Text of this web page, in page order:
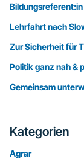
Lehrfahrt nach
Zur Sicherheit für
Politik ganz nah &
Gemeinsam
Kategorien
Agrar